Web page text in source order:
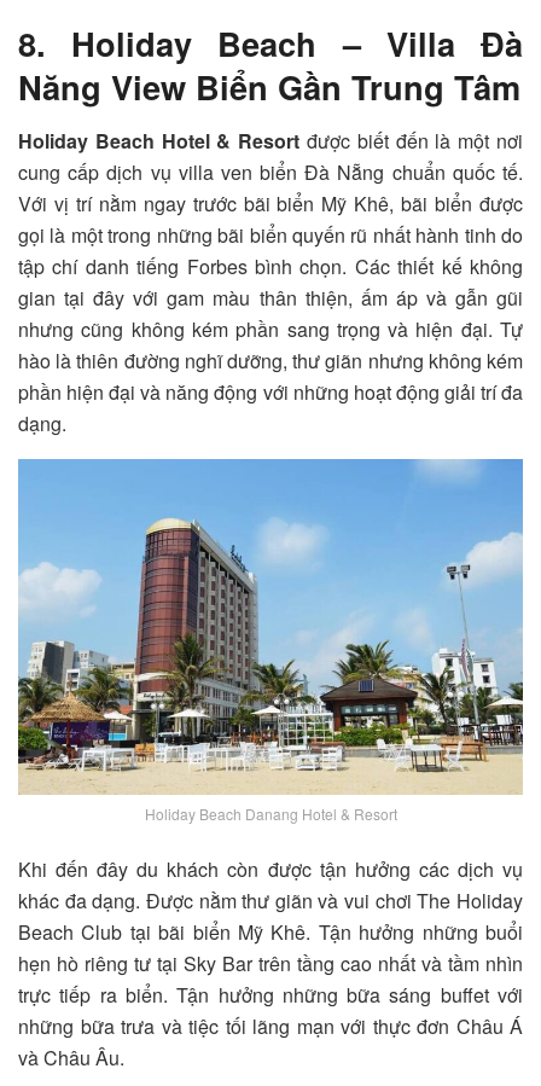
8. Holiday Beach – Villa Đà
Năng View Biển Gần Trung Tâm
Holiday Beach Hotel & Resort được biết đến là một nơi
cung cấp dịch vụ villa ven biển Đà Nẵng chuẩn quốc tế.
Với vị trí nằm ngay trước bãi biển Mỹ Khê, bãi biển được
gọi là một trong những bãi biển quyến rũ nhất hành tinh do
tập chí danh tiếng Forbes bình chọn. Các thiết kế không
gian tại đây với gam màu thân thiện, ấm áp và gẫn gũi
nhưng cũng không kém phần sang trọng và hiện đại. Tự
hào là thiên đường nghĩ dưỡng, thư giãn nhưng không kém
phần hiện đại và năng động với những hoạt động giải trí đa
dạng.
Holiday Beach Danang Hotel & Resort
Khi đến đây du khách còn được tận hưởng các dịch vụ
khác đa dạng. Được nằm thư giãn và vui chơi The Holiday
Beach Club tại bãi biển Mỹ Khê. Tận hưởng những buổi
hẹn hò riêng tư tại Sky Bar trên tầng cao nhất và tầm nhìn
trực tiếp ra biển. Tận hưởng những bữa sáng buffet với
những bữa trưa và tiệc tối lãng mạn với thực đơn Châu Á
và Châu Âu.